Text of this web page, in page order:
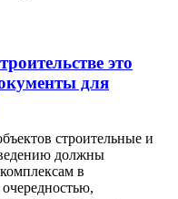
это
для
строительные и
должны
в